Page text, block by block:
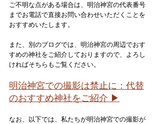
ご不明な点がある場合は、明治神宮の代表番号
までお電話で直接お問い合わせいただくことを
おすすめいたします。
また、別のブログでは、明治神宮の周辺でおす
すめの神社をご紹介しておりますので、よろし
ければそちらもご覧ください。
明治神宮での撮影は禁止に：代替
のおすすめ神社をご紹介 ▶
なお、以下では、私たちが明治神宮での撮影が